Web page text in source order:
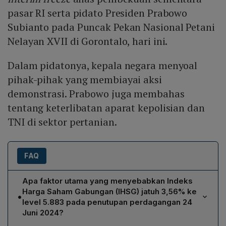
pasar RI serta pidato Presiden Prabowo
Subianto pada Puncak Pekan Nasional Petani
Nelayan XVII di Gorontalo, hari ini.
Dalam pidatonya, kepala negara menyoal
pihak-pihak yang membiayai aksi
demonstrasi. Prabowo juga membahas
tentang keterlibatan aparat kepolisian dan
TNI di sektor pertanian.
FAQ
•
Apa faktor utama yang menyebabkan Indeks
Harga Saham Gabungan (IHSG) jatuh 3,56% ke
level 5.883 pada penutupan perdagangan 24
Juni 2024?